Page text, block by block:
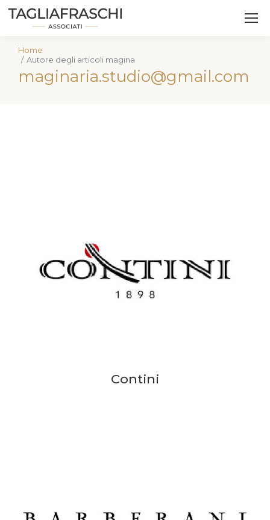
Tu sei qui:
Home
Autore degli articoli maginaria.studio@gmail.com
maginaria.studio@gmail.com
Contini